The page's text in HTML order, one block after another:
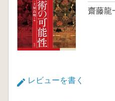
齋藤龍
レビューを書く